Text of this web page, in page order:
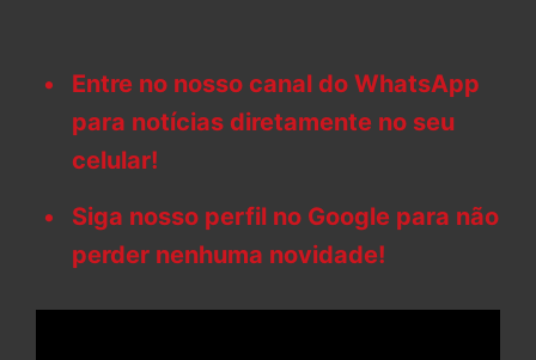
Entre no nosso canal do WhatsApp
para notícias diretamente no seu
celular!
Siga nosso perfil no Google para não
perder nenhuma novidade!